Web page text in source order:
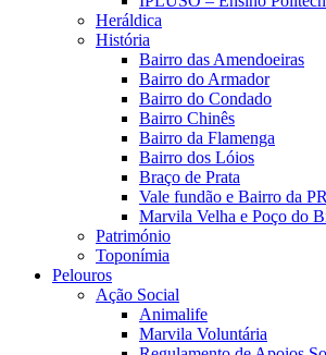
Heráldica
História
Bairro das Amendoeiras
Bairro do Armador
Bairro do Condado
Bairro Chinês
Bairro da Flamenga
Bairro dos Lóios
Braço de Prata
Vale fundão e Bairro da
Marvila Velha e Poço do
Património
Toponímia
Pelouros
Ação Social
Animalife
Marvila Voluntária